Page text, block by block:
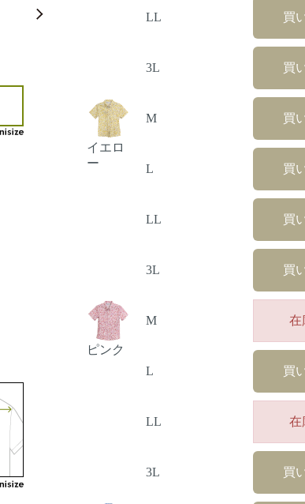
LL 買
3L 買
イエロ
ー
M 買
L 買
LL 買
3L 買
ピンク
M 在
L 買
LL 在
3L 買